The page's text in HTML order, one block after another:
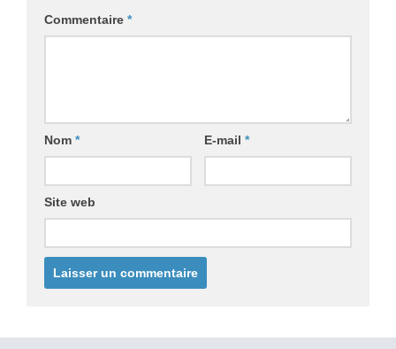
Commentaire *
Nom * E-mail *
Site web